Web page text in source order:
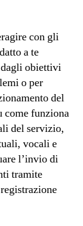
con gli
a te
dagli obiettivi
o per
del
come funziona
del servizio,
vocali e
l’invio di
tramite